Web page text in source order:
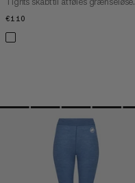
€110